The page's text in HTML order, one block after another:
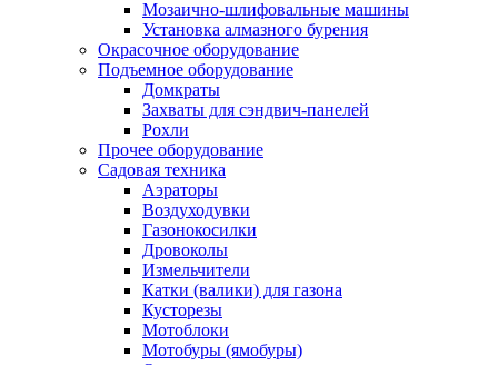
Мозаично-шлифовальные машины
Установка алмазного бурения
Окрасочное оборудование
Подъемное оборудование
Домкраты
Захваты для сэндвич-панелей
Рохли
Прочее оборудование
Садовая техника
Аэраторы
Воздуходувки
Газонокосилки
Дровоколы
Измельчители
Катки (валики) для газона
Кусторезы
Мотоблоки
Мотобуры (ямобуры)